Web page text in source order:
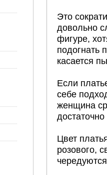
Это
довольно
фигуре,
подогнать
касается
Если
себе
женщина
Цвет
розового,